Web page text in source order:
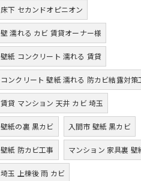
床下 セカンドオピニオン
壁 濡れる カビ 賃貸オーナー様
壁紙 コンクリート 濡れる 賃貸
コンクリート 壁紙 濡れる 防カビ結露対策
賃貸 マンション 天井 カビ 埼玉
壁紙の裏 黒カビ 入間市 壁紙 黒カビ
壁紙 防カビ工事 マンション 家具裏 壁
埼玉 上棟後 雨 カビ